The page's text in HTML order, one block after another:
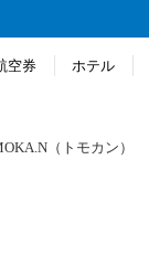
空券 ホテル